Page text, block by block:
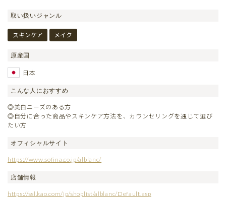
取い扱いジャンル
スキンケア メイク
原産国
日本
こんな人におすすめ
◎美白ニーズのある方
◎自分に合った商品やスキンケア方法を、カウンセリングを通じて選び
たい方
オフィシャルサイト
https://www.sofina.co.jp/alblanc/
店舗情報
https://ssl.kao.com/jp/shoplist/alblanc/Default.asp